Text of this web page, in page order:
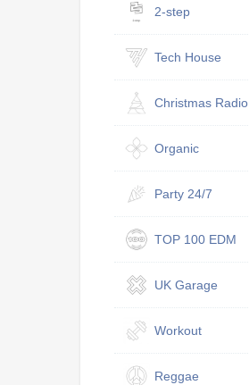
2-step
Tech House
Christmas Radio
Organic
Party 24/7
TOP 100 EDM
UK Garage
Workout
Reggae